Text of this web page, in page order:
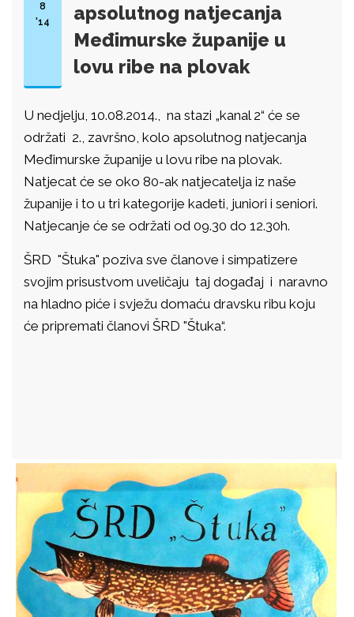
8
'14
apsolutnog natjecanja
Međimurske županije u
lovu ribe na plovak
U nedjelju, 10.08.2014., na stazi „kanal 2“ će se
održati 2., završno, kolo apsolutnog natjecanja
Međimurske županije u lovu ribe na plovak.
Natjecat će se oko 80-ak natjecatelja iz naše
županije i to u tri kategorije kadeti, juniori i seniori.
Natjecanje će se održati od 09.30 do 12.30h.
ŠRD "Štuka" poziva sve članove i simpatizere
svojim prisustvom uveličaju taj događaj i naravno
na hladno piće i svježu domaću dravsku ribu koju
će pripremati članovi ŠRD "Štuka“.